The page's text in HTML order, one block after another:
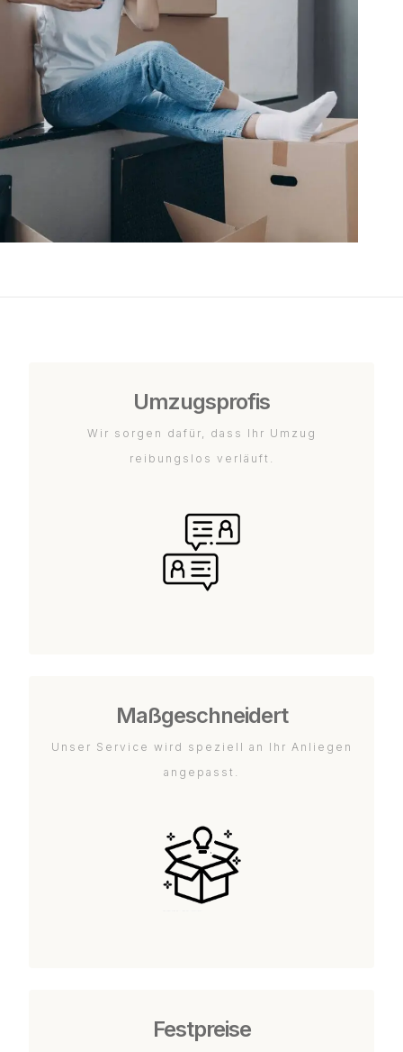
Umzugsprofis
Wir sorgen dafür, dass Ihr Umzug
reibungslos verläuft.
Maßgeschneidert
Unser Service wird speziell an Ihr Anliegen
angepasst.
Festpreise